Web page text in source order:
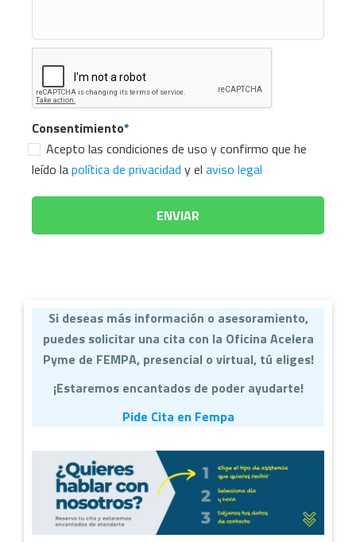
Consentimiento*
Acepto las condiciones de uso y confirmo que he
leído lapolítica de privacidad y el aviso legal
Si deseas más información o asesoramiento,
puedes solicitar una cita con la Oficina Acelera
Pyme de FEMPA, presencial o virtual, tú eliges!
¡Estaremos encantados de poder ayudarte!
Pide Cita en Fempa